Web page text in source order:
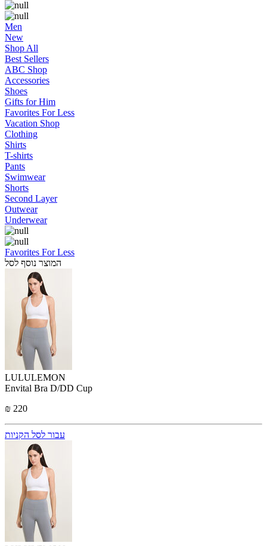
Men
New
Shop All
Best Sellers
ABC Shop
Accessories
Shoes
Gifts for Him
Favorites For Less
Vacation Shop
Clothing
Shirts
T-shirts
Pants
Swimwear
Shorts
Second Layer
Outwear
Underwear
Favorites For Less
המוצר נוסף לסל
LULULEMON
Envital Bra D/DD Cup
₪ 220
עבור לסל הקניות